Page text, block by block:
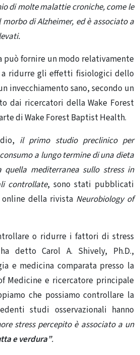
di molte malattie croniche, come le
di Alzheimer, ed è associato a
può fornire un modo relativamente
ridurre gli effetti fisiologici dello
invecchiamento sano, secondo un
dai ricercatori della Wake Forest
di Wake Forest Baptist Health.
il primo studio preclinico per
a lungo termine di una dieta
quella mediterranea sullo stress in
controllate, sono stati pubblicati
della rivista Neurobiology of
o ridurre i fattori di stress
detto Carol A. Shively, Ph.D.,
e medicina comparata presso la
Medicine e ricercatore principale
che possiamo controllare la
studi osservazionali hanno
stress percepito è associato a un
e verdura”.